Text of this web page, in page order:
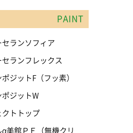
PAINT
セランソフィア
セランフレックス
ジットF（フッ素）
ポジットW
クトトップ
α美館ＰＥ（無機クリ